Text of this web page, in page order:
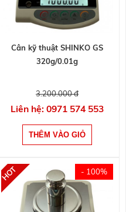
Cân kỹ thuật SHINKO GS
320g/0.01g
3.200.000 đ
Liên hệ: 0971 574 553
- 100%